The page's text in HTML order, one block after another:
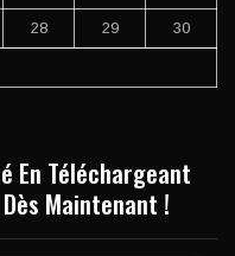
28 29 30
En Téléchargeant
Maintenant !